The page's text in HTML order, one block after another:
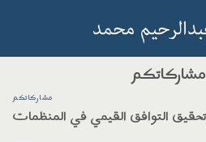
مشاركاتكم
مشاركاتكم
وتحقيق التوافق القيمي في المنظمات